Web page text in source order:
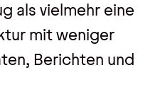
als vielmehr eine
mit weniger
Berichten und